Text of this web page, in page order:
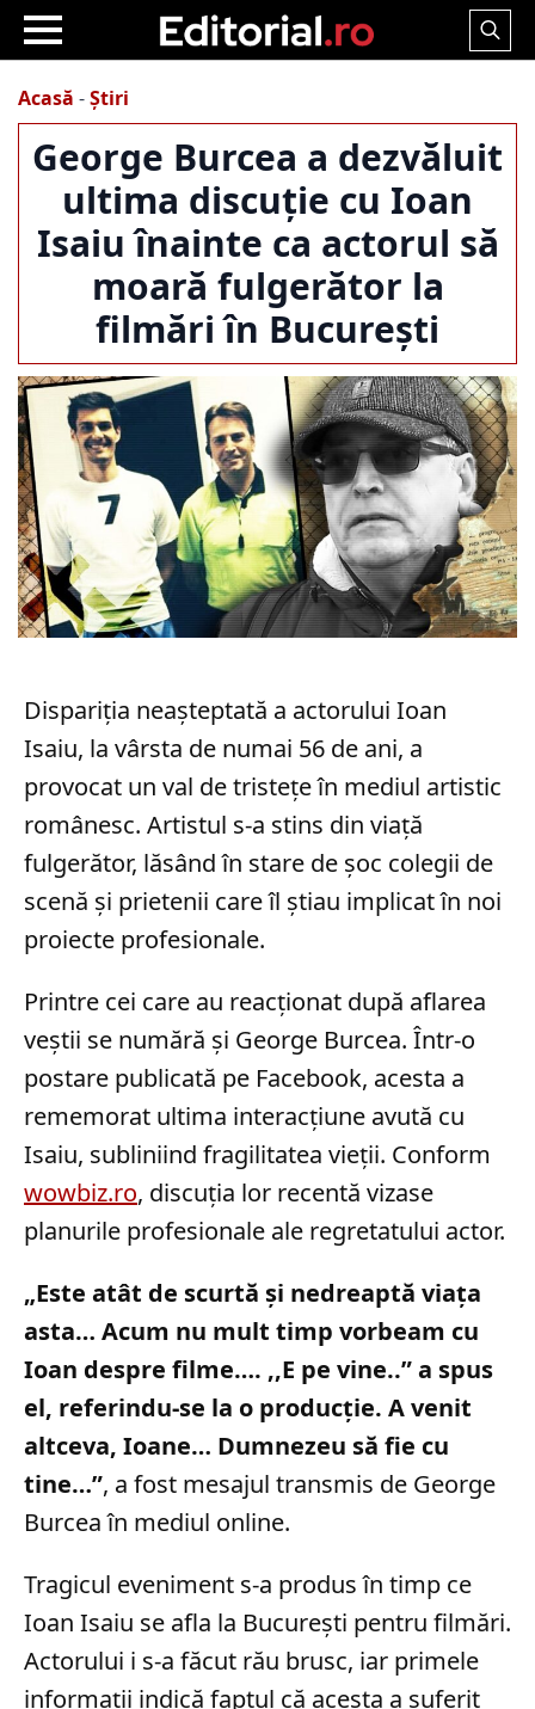
Search
Acasă -Știri
George Burcea a dezvăluit
ultima discuție cu Ioan
Isaiu înainte ca actorul să
moară fulgerător la
filmări în București
Dispariția neașteptată a actorului Ioan
Isaiu, la vârsta de numai 56 de ani, a
provocat un val de tristețe în mediul artistic
românesc. Artistul s-a stins din viață
fulgerător, lăsând în stare de șoc colegii de
scenă și prietenii care îl știau implicat în noi
proiecte profesionale.
Printre cei care au reacționat după aflarea
veștii se numără și George Burcea. Într-o
postare publicată pe Facebook, acesta a
rememorat ultima interacțiune avută cu
Isaiu, subliniind fragilitatea vieții. Conform
wowbiz.ro, discuția lor recentă vizase
planurile profesionale ale regretatului actor.
„Este atât de scurtă și nedreaptă viața
asta… Acum nu mult timp vorbeam cu
Ioan despre filme…. ,,E pe vine..” a spus
el, referindu-se la o producție. A venit
altceva, Ioane… Dumnezeu să fie cu
tine…”, a fost mesajul transmis de George
Burcea în mediul online.
Tragicul eveniment s-a produs în timp ce
Ioan Isaiu se afla la București pentru filmări.
Actorului i s-a făcut rău brusc, iar primele
informații indică faptul că acesta a suferit